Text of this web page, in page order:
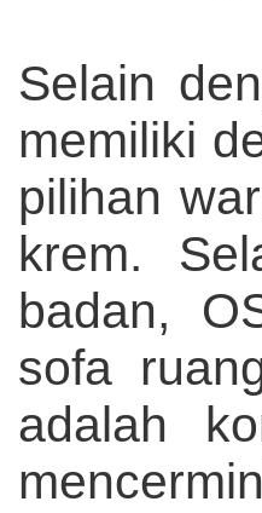
Selain
memiliki
pilihan
krem.
badan,
sofa
adalah